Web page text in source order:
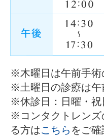
※木曜日は午前手術
※土曜日の診療は午
※休診日：日曜・祝
※コンタクトレンズ
る方はこちら をご確